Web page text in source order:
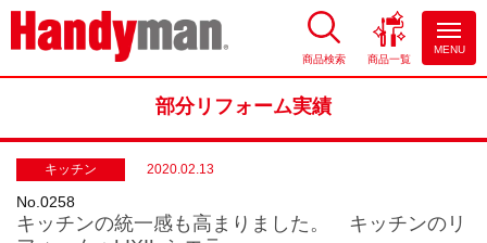
お風呂やキッチンのリフォーム
商品検索 商品一覧
MENU
部分リフォーム実績
キッチン 2020.02.13
No.0258
キッチンの統一感も高まりました。 キッチンのリ